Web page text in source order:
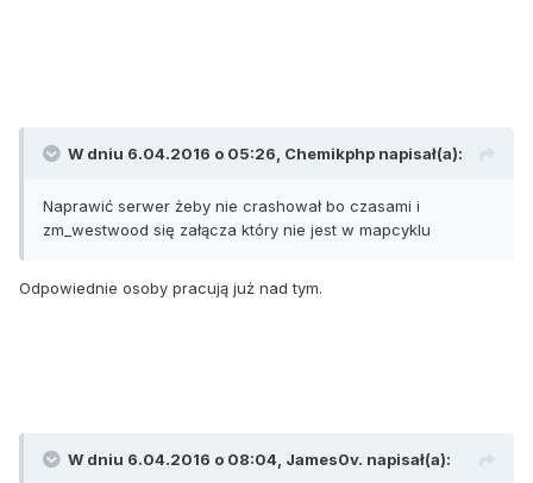
W dniu 6.04.2016 o 05:26, Chemikphp napisał(a):
Naprawić serwer żeby nie crashował bo czasami i
zm_westwood się załącza który nie jest w mapcyklu
Odpowiednie osoby pracują już nad tym.
W dniu 6.04.2016 o 08:04, James0v. napisał(a):